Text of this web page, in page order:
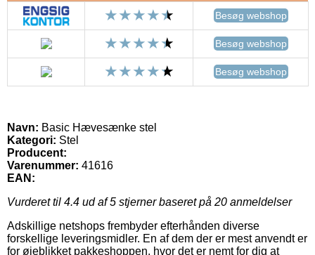
Besøg webshop
Besøg webshop
Besøg webshop
Navn: Basic Hævesænke stel
Kategori: Stel
Producent:
Varenummer: 41616
EAN:
Vurderet til 4.4 ud af 5 stjerner baseret på 20 anmeldelser
Adskillige netshops frembyder efterhånden diverse
forskellige leveringsmidler. En af dem der er mest anvendt er
for øjeblikket pakkeshoppen, hvor det er nemt for dig at